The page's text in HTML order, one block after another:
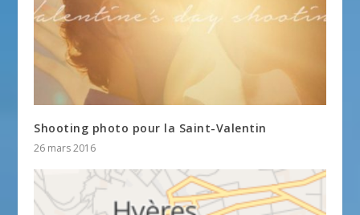
Shooting photo pour la Saint-Valentin
26 mars 2016